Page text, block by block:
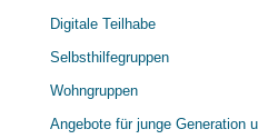
Digitale Teilhabe
Selbsthilfegruppen
Wohngruppen
Angebote für junge Generation